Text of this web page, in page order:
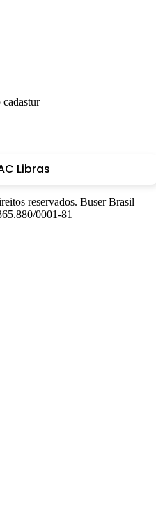
Libras
reservados. Buser Brasil
0001-81